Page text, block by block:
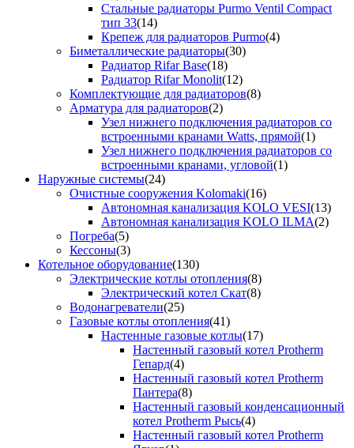
Стальные радиаторы Purmo Ventil Compact
тип 33(14)
Крепеж для радиаторов Purmo(4)
Биметаллические радиаторы(30)
Радиатор Rifar Base(18)
Радиатор Rifar Monolit(12)
Комплектующие для радиаторов(8)
Арматура для радиаторов(2)
Узел нижнего подключения радиаторов со
встроенными кранами Watts, прямой(1)
Узел нижнего подключения радиаторов со
встроенными кранами, угловой(1)
Наружные системы(24)
Очистные сооружения Kolomaki(16)
Автономная канализация KOLO VESI(13)
Автономная канализация KOLO ILMA(2)
Погреба(5)
Кессоны(3)
Котельное оборудование(130)
Электрические котлы отопления(8)
Электрический котел Скат(8)
Водонагреватели(25)
Газовые котлы отопления(41)
Настенные газовые котлы(17)
Настенный газовый котел Protherm
Гепард(4)
Настенный газовый котел Protherm
Пантера(8)
Настенный газовый конденсационный
котел Protherm Рысь(4)
Настенный газовый котел Protherm